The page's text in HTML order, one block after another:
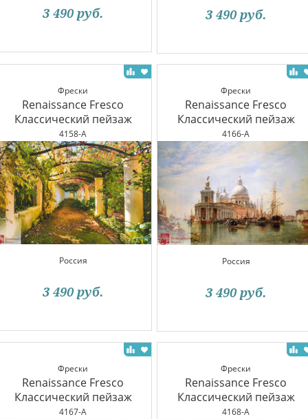
3 490 руб. 3 490 руб.
Фрески
Renaissance Fresco
Классический пейзаж
4158-A
Россия
3 490 руб.
Фрески
Renaissance Fresco
Классический пейзаж
4166-A
Россия
3 490 руб.
Фрески
Renaissance Fresco
Классический пейзаж
4167-A
Фрески
Renaissance Fresco
Классический пейзаж
4168-A